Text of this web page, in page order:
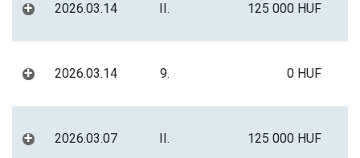
+ 2026.03.14 II. 125 000 HUF
+ 2026.03.14 9. 0 HUF
+ 2026.03.07 II. 125 000 HUF